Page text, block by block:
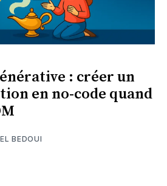
: créer un
en no-code quand
BEDOUI